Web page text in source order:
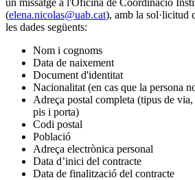
(elena.nicolas@uab.cat), amb la sol·licitud
les dades següents:
Nom i cognoms
Data de naixement
Document d'identitat
Nacionalitat (en cas que la persona
Adreça postal completa (tipus de
pis i porta)
Codi postal
Població
Adreça electrònica personal
Data d’inici del contracte
Data de finalització del contracte